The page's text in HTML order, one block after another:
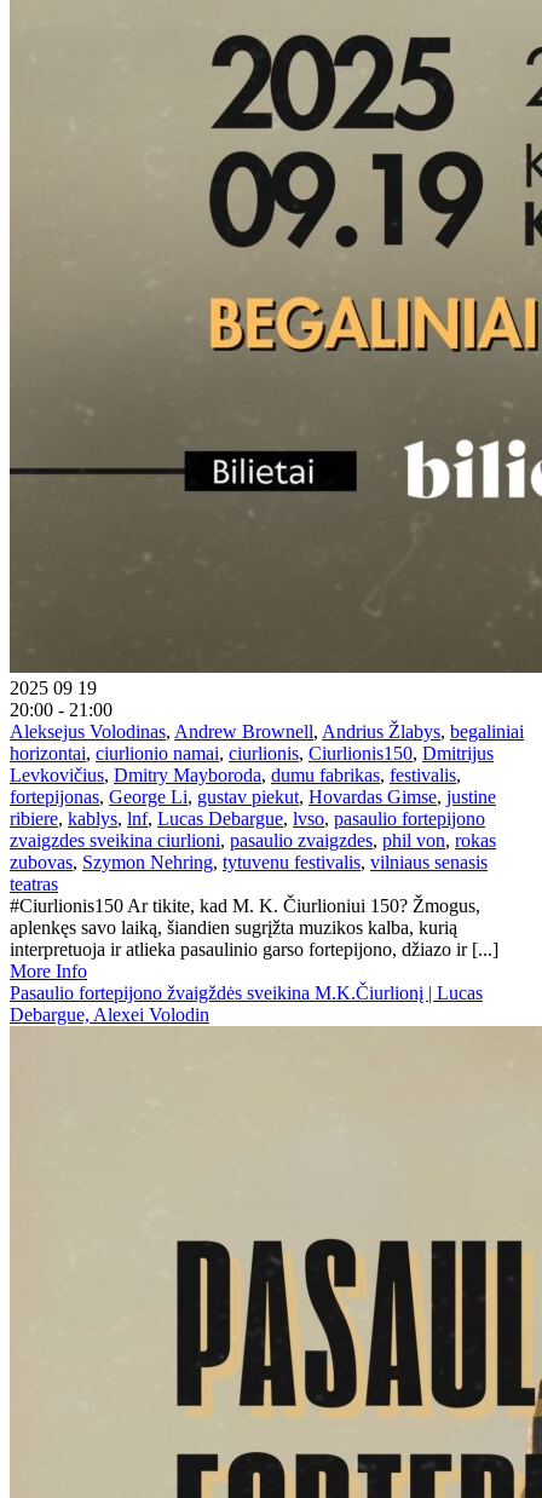
2025 09 19
20:00 - 21:00
Aleksejus Volodinas, Andrew Brownell, Andrius Žlabys, begaliniai
horizontai, ciurlionio namai, ciurlionis, Ciurlionis150, Dmitrijus
Levkovičius, Dmitry Mayboroda, dumu fabrikas, festivalis,
fortepijonas, George Li, gustav piekut, Hovardas Gimse, justine
ribiere, kablys, lnf, Lucas Debargue, lvso, pasaulio fortepijono
zvaigzdes sveikina ciurlioni, pasaulio zvaigzdes, phil von, rokas
zubovas, Szymon Nehring, tytuvenu festivalis, vilniaus senasis
teatras
#Ciurlionis150 Ar tikite, kad M. K. Čiurlioniui 150? Žmogus,
aplenkęs savo laiką, šiandien sugrįžta muzikos kalba, kurią
interpretuoja ir atlieka pasaulinio garso fortepijono, džiazo ir [...]
More Info
Pasaulio fortepijono žvaigždės sveikina M.K.Čiurlionį | Lucas
Debargue, Alexei Volodin